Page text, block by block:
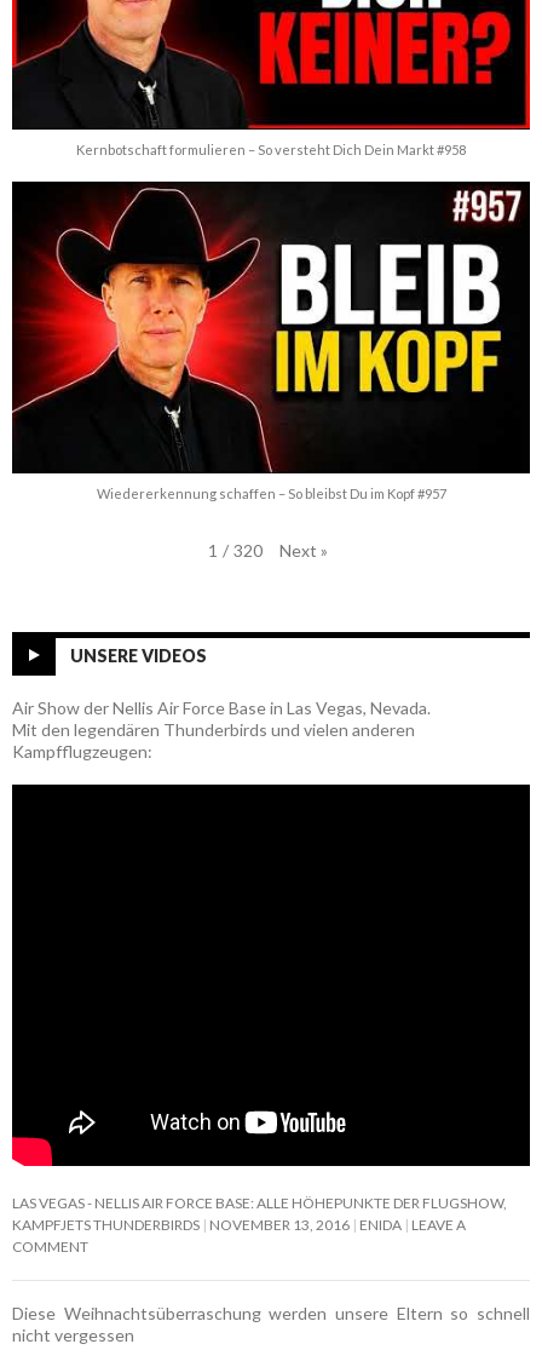
Kernbotschaft formulieren – So versteht Dich Dein Markt #958
Wiedererkennung schaffen – So bleibst Du im Kopf #957
1 / 320 Next »
UNSERE VIDEOS
Air Show der Nellis Air Force Base in Las Vegas, Nevada.
Mit den legendären Thunderbirds und vielen anderen
Kampfflugzeugen:
LAS VEGAS - NELLIS AIR FORCE BASE: ALLE HÖHEPUNKTE DER FLUGSHOW,
KAMPFJETS THUNDERBIRDS NOVEMBER 13, 2016 ENIDA LEAVE A
COMMENT
Diese Weihnachtsüberraschung werden unsere Eltern so schnell
nicht vergessen